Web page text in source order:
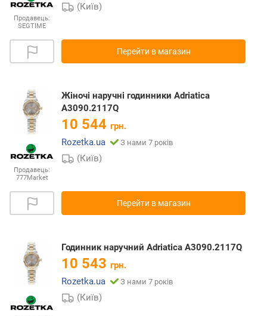
Продавець:
SEGTIME
(Київ)
Перейти в магазин
Продавець:
777Market
Жіночі наручні годинники Adriatica
A3090.2117Q
10 544 грн.
Rozetka.ua
З нами 7 років
(Київ)
Перейти в магазин
Годинник наручний Adriatica A3090.2117Q
10 543 грн.
Rozetka.ua
З нами 7 років
(Київ)